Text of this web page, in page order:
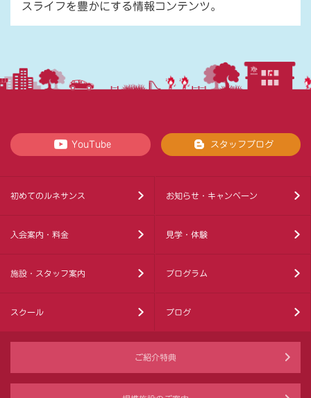
スライフを豊かにする情報コンテンツ。
YouTube スタッフブログ
初めてのルネサンス お知らせ・キャンペーン
入会案内・料金 見学・体験
施設・スタッフ案内 プログラム
スクール ブログ
ご紹介特典